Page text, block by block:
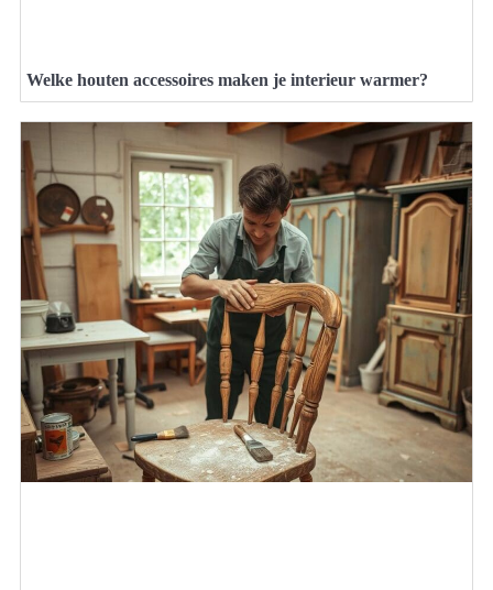
Welke houten accessoires maken je interieur warmer?